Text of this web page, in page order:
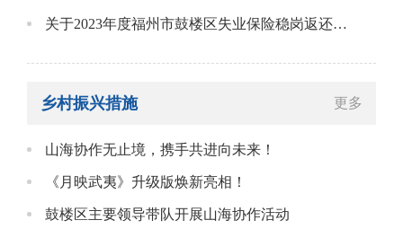
关于2023年度福州市鼓楼区失业保险稳岗返还单位确认的公告
乡村振兴措施 更多
山海协作无止境，携手共进向未来！
《月映武夷》升级版焕新亮相！
鼓楼区主要领导带队开展山海协作活动